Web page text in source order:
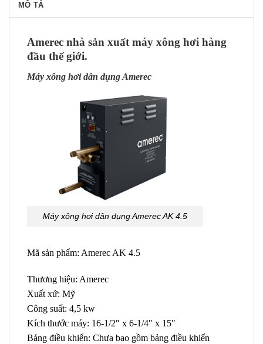
MÔ TẢ
Amerec nhà sản xuất máy xông hơi hàng
đầu thế giới.
Máy xông hơi dân dụng Amerec
Máy xông hơi dân dụng Amerec AK 4.5
Mã sản phẩm: Amerec AK 4.5
Thương hiệu: Amerec
Xuất xứ: Mỹ
Công suất: 4,5 kw
Kích thước máy: 16-1/2″ x 6-1/4″ x 15″
Bảng điều khiển: Chưa bao gồm bảng điều khiển